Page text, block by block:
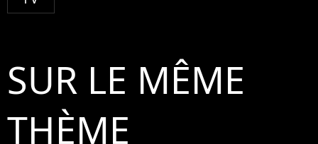
SUR LE MÊME
THÈME